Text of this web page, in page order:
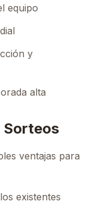
equipo
y
alta
Sorteos
ventajas para
existentes